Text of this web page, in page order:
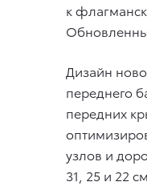
к
Дизайн
переднего
передних
узлов и
31, 25 и 22